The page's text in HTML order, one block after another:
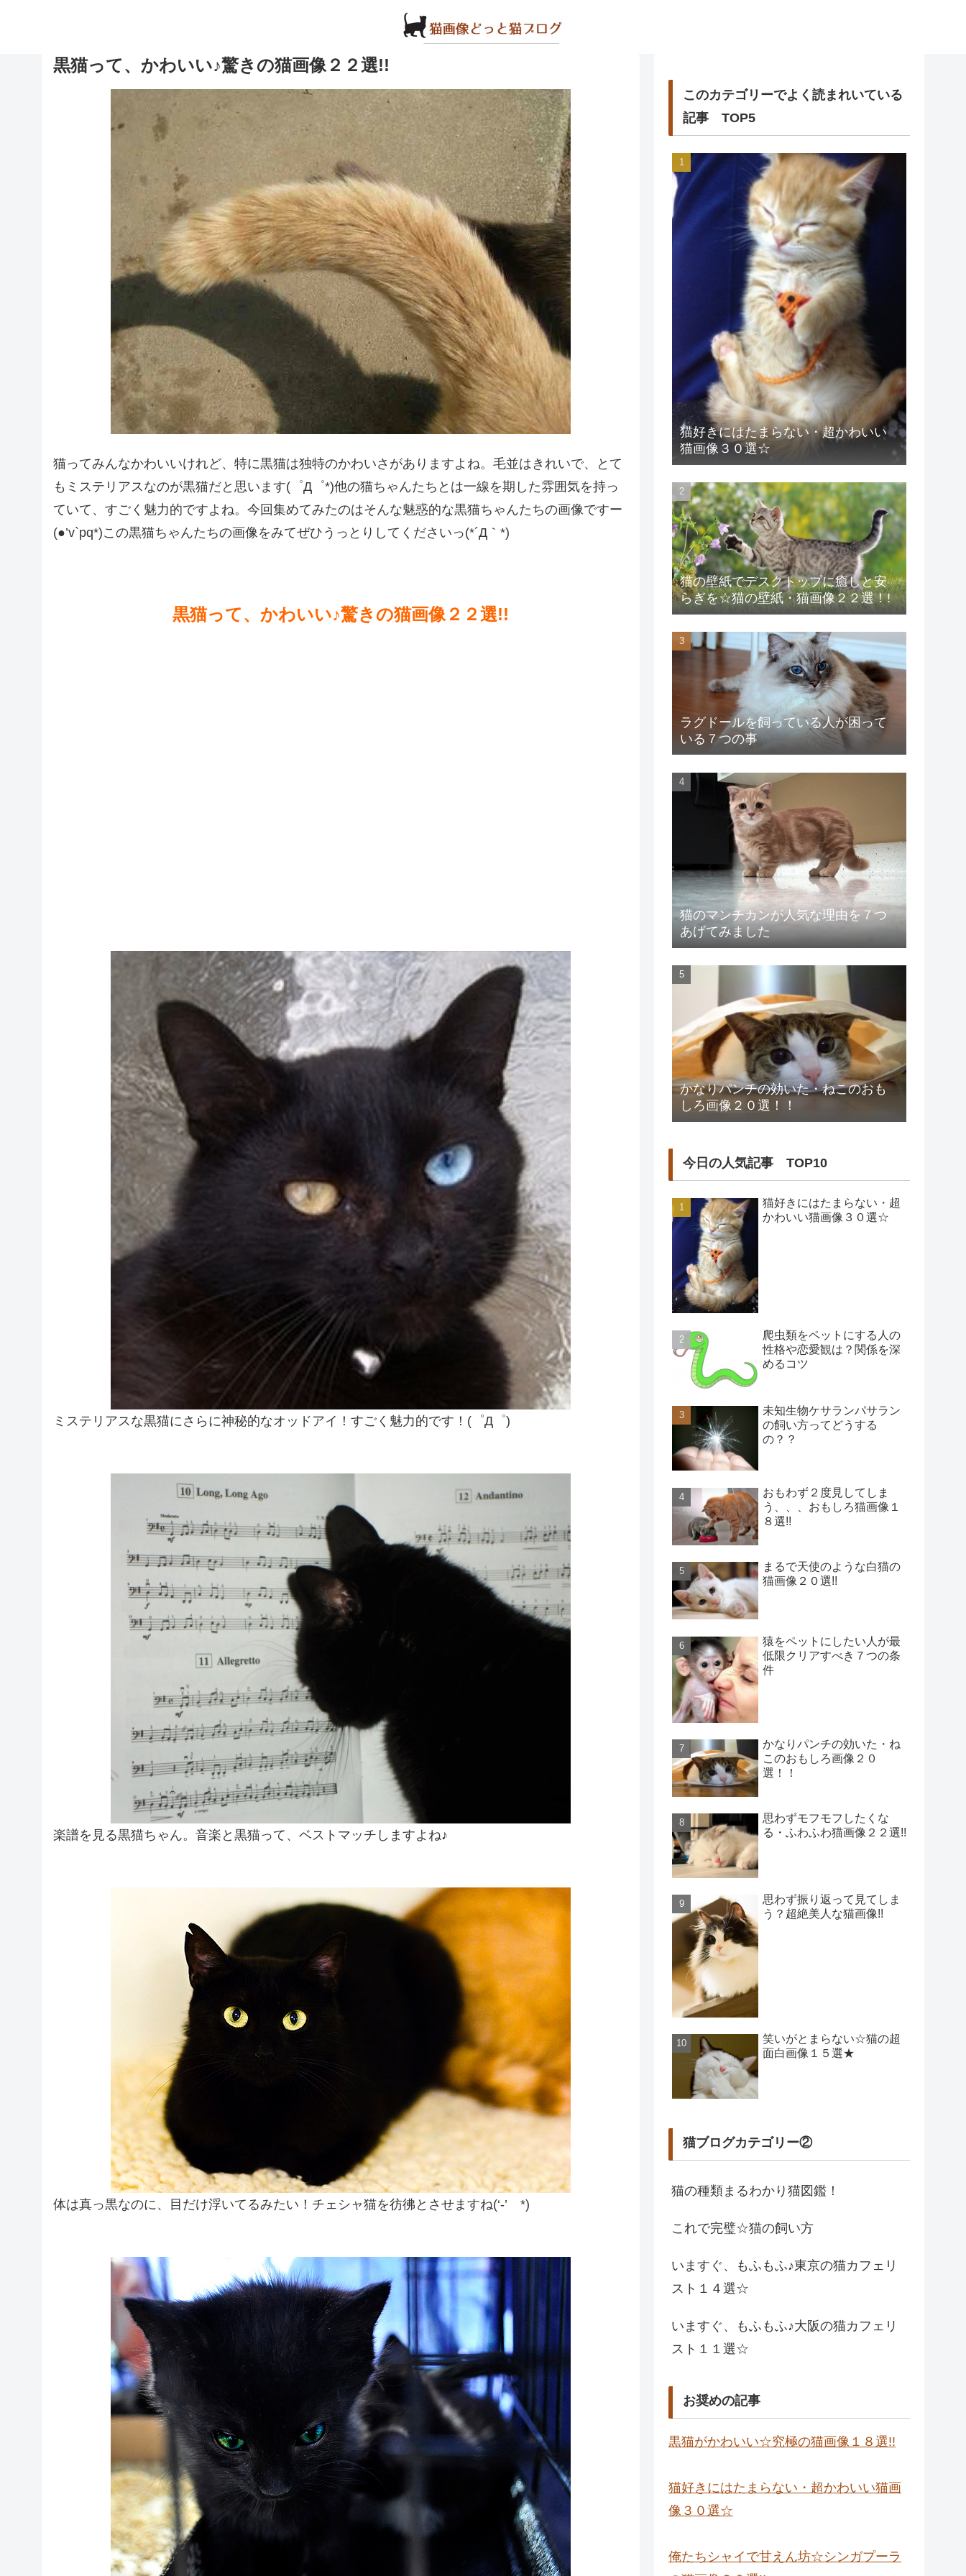
黒猫って、かわいい♪驚きの猫画像２２選!!
猫ってみんなかわいいけれど、特に黒猫は独特のかわいさがありますよね。毛並はきれいで、とて
もミステリアスなのが黒猫だと思います(゜Д゜*)他の猫ちゃんたちとは一線を期した雰囲気を持っ
ていて、すごく魅力的ですよね。今回集めてみたのはそんな魅惑的な黒猫ちゃんたちの画像ですー
(●’v`pq*)この黒猫ちゃんたちの画像をみてぜひうっとりしてくださいっ(*´Д｀*)
黒猫って、かわいい♪驚きの猫画像２２選!!
ミステリアスな黒猫にさらに神秘的なオッドアイ！すごく魅力的です！(゜Д゜)
楽譜を見る黒猫ちゃん。音楽と黒猫って、ベストマッチしますよね♪
体は真っ黒なのに、目だけ浮いてるみたい！チェシャ猫を彷彿とさせますね(‘-’ *)
このカテゴリーでよく読まれいている
記事 TOP5
猫好きにはたまらない・超かわいい
猫画像３０選☆
猫の壁紙でデスクトップに癒しと安
らぎを☆猫の壁紙・猫画像２２選！!
ラグドールを飼っている人が困って
いる７つの事
猫のマンチカンが人気な理由を７つ
あげてみました
かなりパンチの効いた・ねこのおも
しろ画像２０選！！
今日の人気記事 TOP10
猫好きにはたまらない・超
かわいい猫画像３０選☆
爬虫類をペットにする人の
性格や恋愛観は？関係を深
めるコツ
未知生物ケサランパサラン
の飼い方ってどうする
の？？
おもわず２度見してしま
う、、、おもしろ猫画像１
８選!!
まるで天使のような白猫の
猫画像２０選!!
猿をペットにしたい人が最
低限クリアすべき７つの条
件
かなりパンチの効いた・ね
このおもしろ画像２０
選！！
思わずモフモフしたくな
る・ふわふわ猫画像２２選!!
思わず振り返って見てしま
う？超絶美人な猫画像!!
笑いがとまらない☆猫の超
面白画像１５選★
猫ブログカテゴリー②
猫の種類まるわかり猫図鑑！
これで完璧☆猫の飼い方
いますぐ、もふもふ♪東京の猫カフェリ
スト１４選☆
いますぐ、もふもふ♪大阪の猫カフェリ
スト１１選☆
お奨めの記事
黒猫がかわいい☆究極の猫画像１８選!!
猫好きにはたまらない・超かわいい猫画
像３０選☆
俺たちシャイで甘えん坊☆シンガプーラ